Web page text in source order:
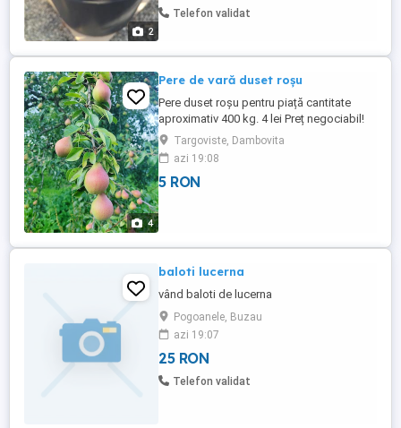
2
Telefon validat
4
Pere de vară duset roșu
Pere duset roșu pentru piață cantitate
aproximativ 400 kg. 4 lei Preț negociabil!
Targoviste, Dambovita
azi 19:08
5 RON
baloti lucerna
vând baloti de lucerna
Pogoanele, Buzau
azi 19:07
25 RON
Telefon validat